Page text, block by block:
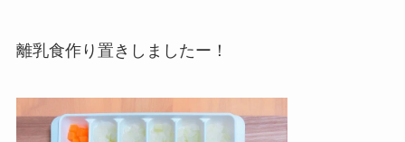
離乳食作り置きしましたー！